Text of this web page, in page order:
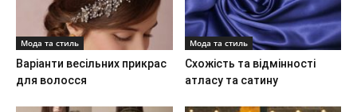
Мода та стиль
Варіанти весільних прикрас
для волосся
Мода та стиль
Схожість та відмінності
атласу та сатину